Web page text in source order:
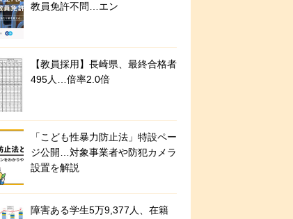
教員免許不問…エン
【教員採用】長崎県、最終合格者
495人…倍率2.0倍
「こども性暴力防止法」特設ペー
ジ公開…対象事業者や防犯カメラ
設置を解説
障害ある学生5万9,377人、在籍